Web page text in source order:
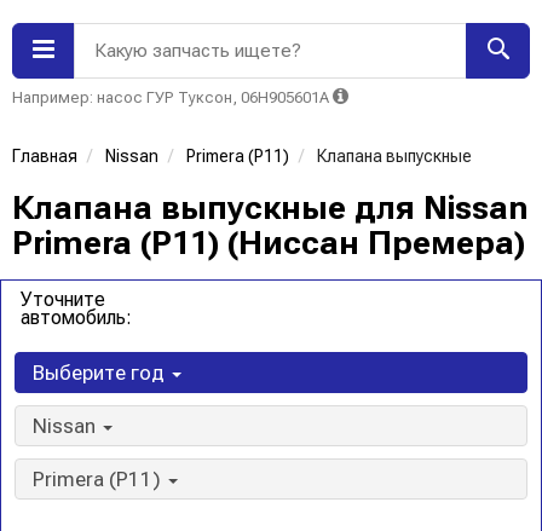
Какую запчасть ищете?
Например: насос ГУР Туксон, 06H905601A
Главная Nissan Primera (P11) Клапана выпускные
Клапана выпускные для Nissan
Primera (P11) (Ниссан Премера)
Уточните
автомобиль:
Выберите год
Nissan
Primera (P11)